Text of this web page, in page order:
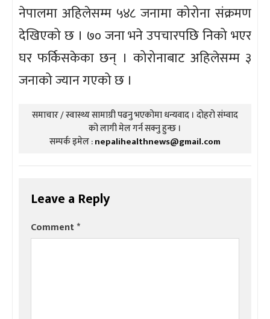
नेपालमा अहिलेसम्म ५४८ जनामा कोरोना संक्रमण
देखिएको छ । ७० जना भने उपचारपछि निको भएर
घर फर्किसकेका छन् । कोरोनाबाट अहिलेसम्म ३
जनाको ज्यान गएको छ ।
समाचार / स्वास्थ्य सामाग्री पढनु भएकोमा धन्यवाद । दोहरो संम्वाद
को लागी मेल गर्न सक्नु हुन्छ ।
सम्पर्क इमेल :nepalihealthnews@gmail.com
Leave a Reply
Comment*